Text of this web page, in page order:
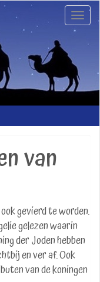
van
gevierd te worden.
gelezen waarin
der Joden hebben
en ver af. Ook
van de koningen